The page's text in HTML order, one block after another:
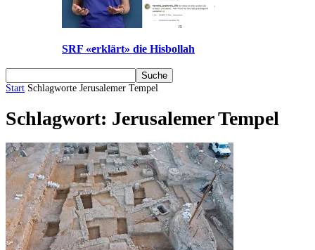
SRF «erklärt» die Hisbollah
Start Schlagworte Jerusalemer Tempel
Schlagwort: Jerusalemer Tempel